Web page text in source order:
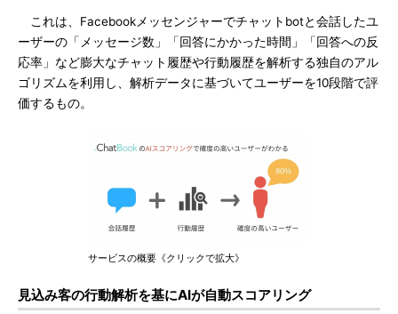
これは、Facebookメッセンジャーでチャットbotと会話したユ
ーザーの「メッセージ数」「回答にかかった時間」「回答への反
応率」など膨大なチャット履歴や行動履歴を解析する独自のアル
ゴリズムを利用し、解析データに基づいてユーザーを10段階で評
価するもの。
サービスの概要《クリックで拡大》
見込み客の行動解析を基にAIが自動スコアリング